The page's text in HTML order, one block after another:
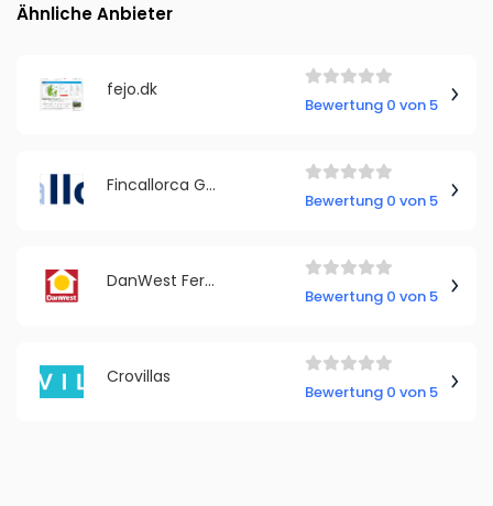
Ähnliche Anbieter
fejo.dk
Bewertung 0 von 5
Fincallorca GmbH
Bewertung 0 von 5
DanWest Ferienhausvermietung
Bewertung 0 von 5
Crovillas
Bewertung 0 von 5